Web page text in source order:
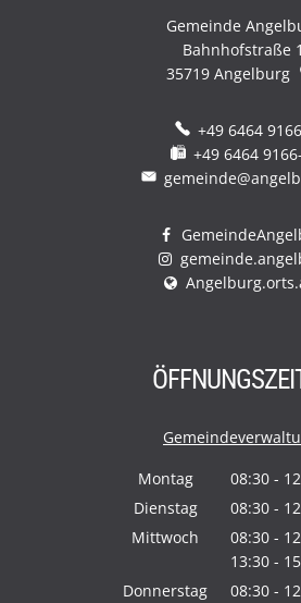
Gemeinde
Bahnhofstraße 1
35719 Angelburg
+49 6464
+49 6464
Montag
08:30 -
Dienstag 08:30 -
Mittwoch 08:30 -
13:30 -
Donnerstag 08:30 -